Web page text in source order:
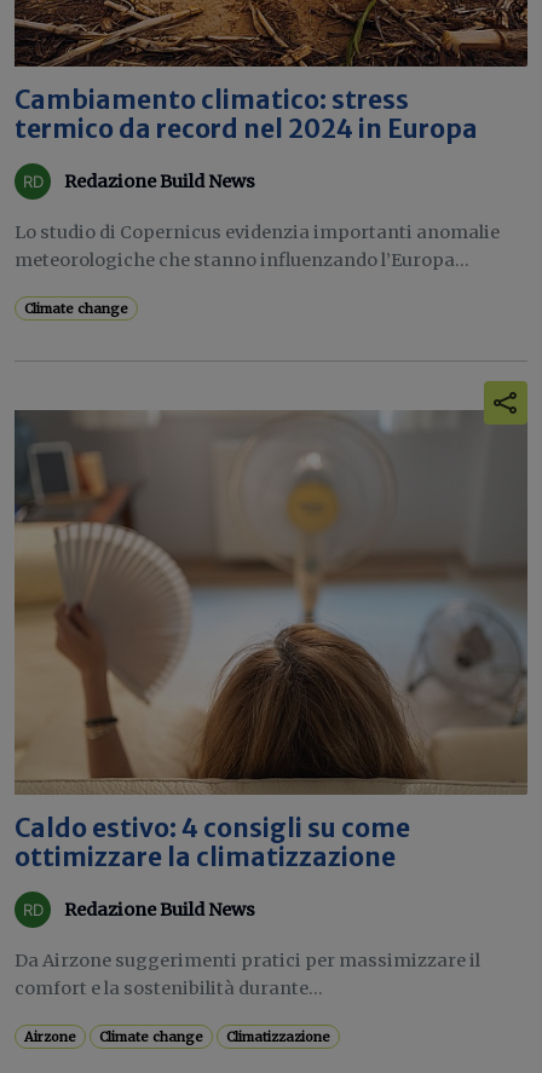
Cambiamento climatico: stress
termico da record nel 2024 in Europa
Redazione Build News
Lo studio di Copernicus evidenzia importanti anomalie
meteorologiche che stanno influenzando l’Europa...
Climate change
Caldo estivo: 4 consigli su come
ottimizzare la climatizzazione
Redazione Build News
Da Airzone suggerimenti pratici per massimizzare il
comfort e la sostenibilità durante...
Airzone Climate change Climatizzazione